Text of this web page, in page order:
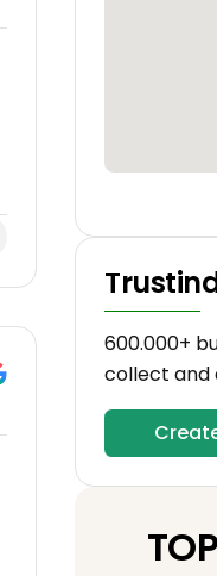
600.000+
collect and